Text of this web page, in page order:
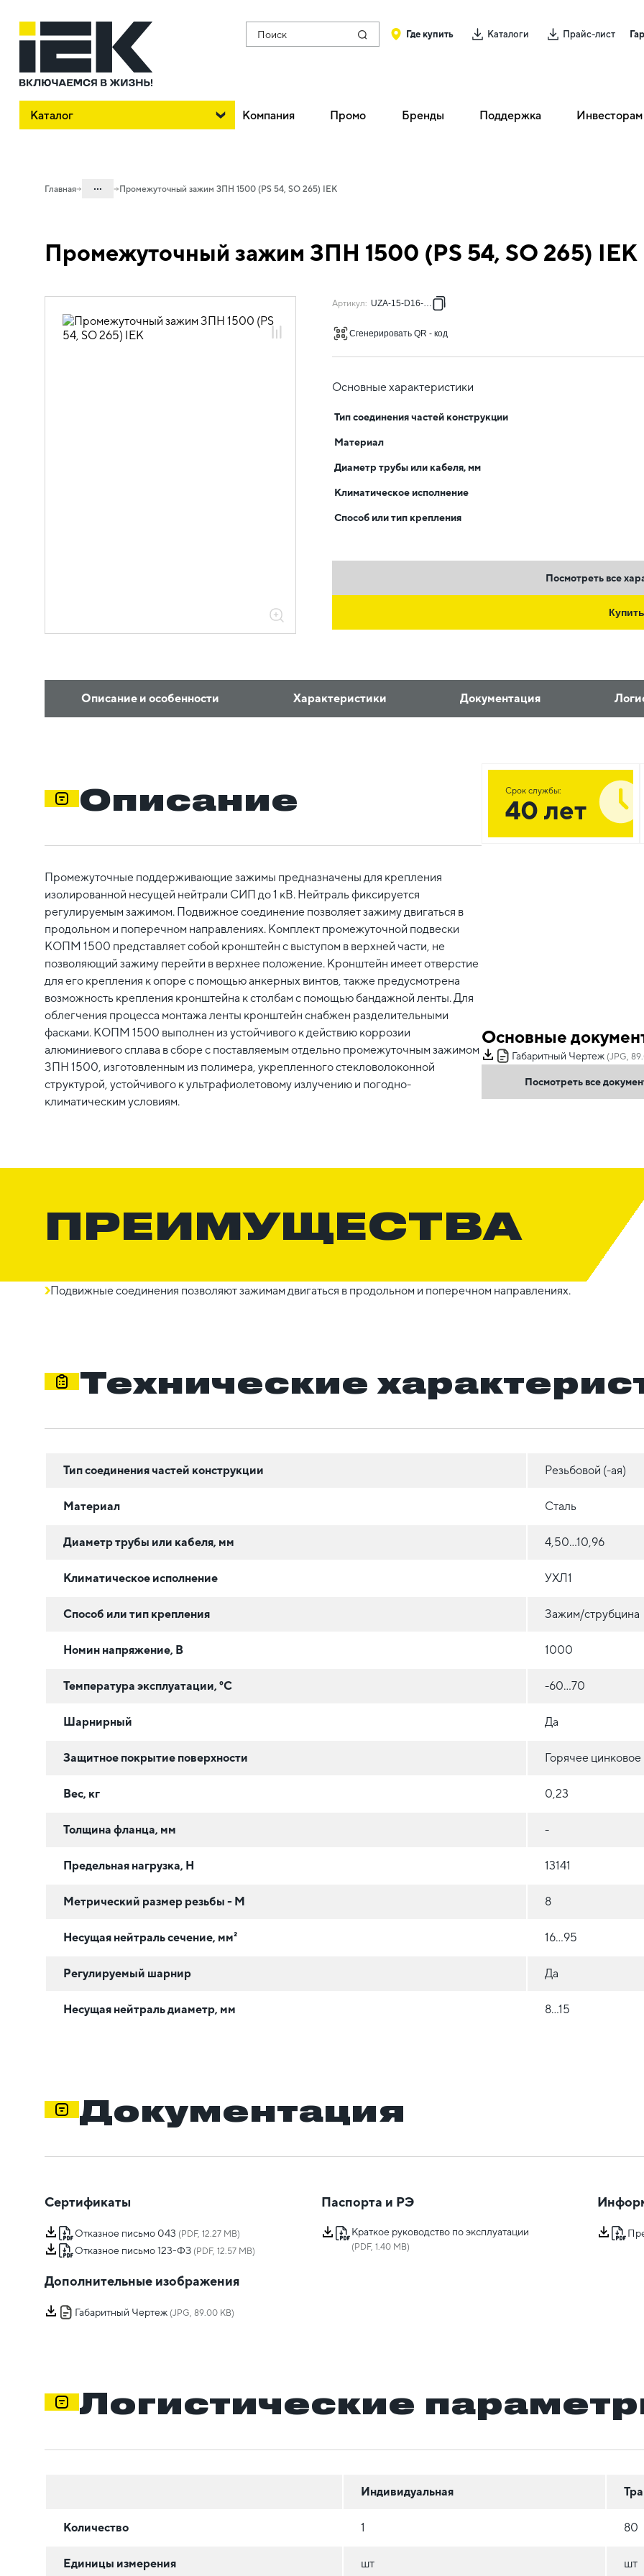
Поиск Где купить Каталоги Прайс-лист
Каталог Компания Промо Бренды Поддержка Инвесторам
Главная ...
43. Арматура для СИП, кабельные
муфты, силовые наконечники и гильзы
линейная для СИП до 1кВ
43.01.01 Арматура анкерно-
поддерживающая
Промежуточный зажим ЗПН 1500 (PS 54, SO 265) IEK
Промежуточный зажим ЗПН 1500 (PS 54, SO 265) IEK
Артикул: UZA-15-D16-D95
Сгенерировать QR - код
Основные характеристики
Тип соединения частей конструкции
Материал
Диаметр трубы или кабеля, мм
Климатическое исполнение
Способ или тип крепления
Посмотреть все
Купить
Описание и особенности Характеристики Документация
Описание
Промежуточные поддерживающие зажимы предназначены для крепления
изолированной несущей нейтрали СИП до 1 кВ. Нейтраль фиксируется
регулируемым зажимом. Подвижное соединение позволяет зажиму двигаться в
продольном и поперечном направлениях. Комплект промежуточной подвески
КОПМ 1500 представляет собой кронштейн с выступом в верхней части, не
позволяющий зажиму перейти в верхнее положение. Кронштейн имеет отверстие
для его крепления к опоре с помощью анкерных винтов, также предусмотрена
возможность крепления кронштейна к столбам с помощью бандажной ленты. Для
облегчения процесса монтажа ленты кронштейн снабжен разделительными
фасками. КОПМ 1500 выполнен из устойчивого к действию коррозии
алюминиевого сплава в сборе с поставляемым отдельно промежуточным зажимом
ЗПН 1500, изготовленным из полимера, укрепленного стекловолоконной
структурой, устойчивого к ультрафиолетовому излучению и погодно-
климатическим условиям.
Срок службы:
40 лет
Основные
Габаритный Чертеж (JPG,
Посмотреть все
ПРЕИМУЩЕСТВА
Подвижные соединения позволяют зажимам двигаться в продольном и поперечном направлениях.
Технические
Тип соединения частей конструкции Резьбовой (-ая)
Материал Сталь
Диаметр трубы или кабеля, мм 4,50...10,96
Климатическое исполнение УХЛ1
Способ или тип крепления Зажим/струбцина
Номин напряжение, В 1000
Температура эксплуатации, °C -60...70
Шарнирный Да
Защитное покрытие поверхности Горячее
Вес, кг 0,23
Толщина фланца, мм -
Предельная нагрузка, Н 13141
Метрический размер резьбы - М 8
Несущая нейтраль сечение, мм² 16...95
Регулируемый шарнир Да
Несущая нейтраль диаметр, мм 8...15
Документация
Сертификаты
Отказное письмо 043 (PDF, 12.27 MB)
Отказное письмо 123-ФЗ (PDF, 12.57 MB)
Паспорта и РЭ
Краткое руководство по эксплуатации
(PDF, 1.40 MB)
Дополнительные изображения
Габаритный Чертеж (JPG, 89.00 KB)
Логистические
Индивидуальная
Количество 1 80
Единицы измерения шт шт